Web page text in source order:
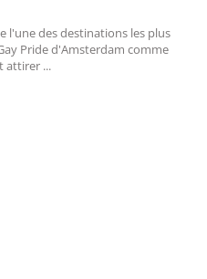
l'une des destinations les plus
Pride d'Amsterdam comme
attirer ...